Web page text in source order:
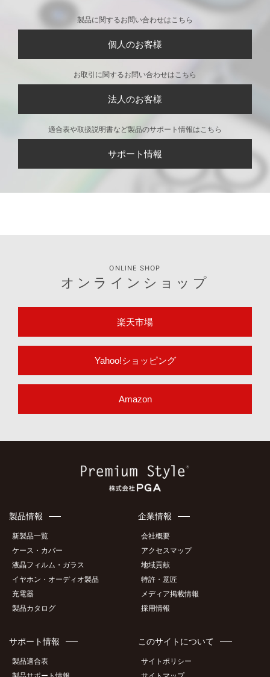
製品に関するお問い合わせはこちら
個人のお客様
お取引に関するお問い合わせはこちら
法人のお客様
適合表や取扱説明書など製品のサポート情報はこちら
サポート情報
ONLINE SHOP
オンラインショップ
楽天市場
Yahoo!ショッピング
Amazon
製品情報
新製品一覧
ケース・カバー
液晶フィルム・ガラス
イヤホン・オーディオ製品
充電器
製品カタログ
企業情報
会社概要
アクセスマップ
地域貢献
特許・意匠
メディア掲載情報
採用情報
サポート情報
製品適合表
このサイトについて
サイトポリシー